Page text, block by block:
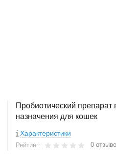
Пробиотический препарат
назначения для кошек
Характеристики
Рейтинг: 0